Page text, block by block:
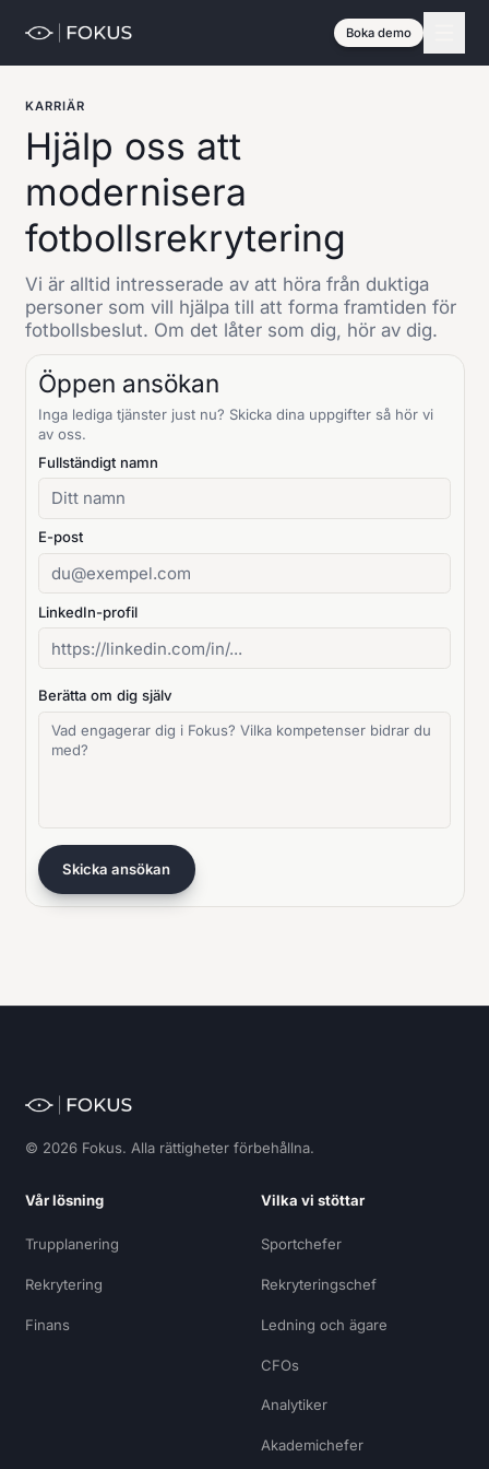
Boka demo
KARRIÄR
Hjälp oss att
modernisera
fotbollsrekrytering
Vi är alltid intresserade av att höra från duktiga
personer som vill hjälpa till att forma framtiden för
fotbollsbeslut. Om det låter som dig, hör av dig.
Öppen ansökan
Inga lediga tjänster just nu? Skicka dina uppgifter så hör vi
av oss.
Fullständigt namn
E-post
LinkedIn-profil
Berätta om dig själv
Skicka ansökan
© 2026 Fokus. Alla rättigheter förbehållna.
Vår lösning
Trupplanering
Rekrytering
Finans
Vilka vi stöttar
Sportchefer
Rekryteringschef
Ledning och ägare
CFOs
Analytiker
Akademichefer